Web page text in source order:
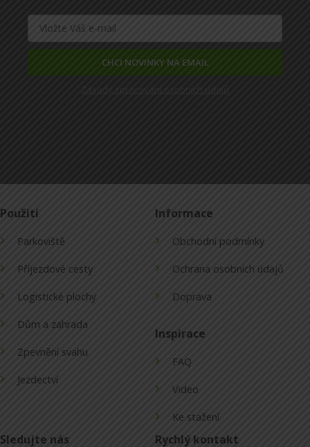
CHCI NOVINKY NA EMAIL
Zásady zpracování osobních údajů
Použití
Parkoviště
Příjezdové cesty
Logistické plochy
Dům a zahrada
Zpevnění svahu
Jezdectví
Informace
Obchodní podmínky
Ochrana osobních údajů
Doprava
Inspirace
FAQ
Video
Ke stažení
Sledujte nás Rychlý kontakt